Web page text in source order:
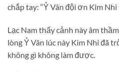
chắp tay: “Ỷ Vân đội ơn Kim
Lạc Nam thấy cảnh này âm
lòng Ỷ Vân lúc này Kim Nhi đã
không gì không làm được.